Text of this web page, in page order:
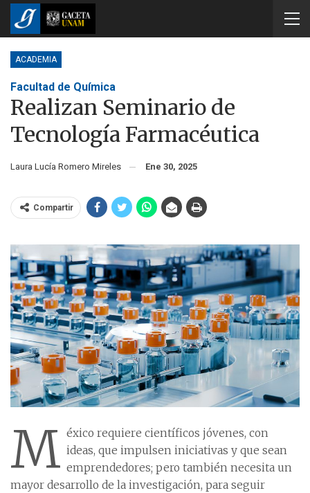
ACADEMIA
Facultad de Química
Realizan Seminario de
Tecnología Farmacéutica
Laura Lucía Romero Mireles Ene 30, 2025
Compartir
M éxico requiere científicos jóvenes, con
ideas, que impulsen iniciativas y que sean
emprendedores; pero también necesita un
mayor desarrollo de la investigación, para seguir